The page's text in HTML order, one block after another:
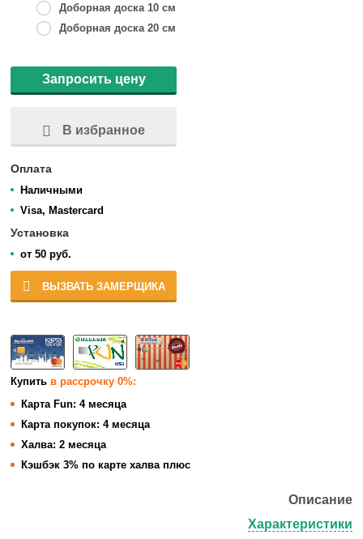
Доборная доска 10 см
Доборная доска 20 см
Запросить цену
В избранное
Оплата
Наличными
Visa, Mastercard
Установка
от 50 руб.
ВЫЗВАТЬ ЗАМЕРЩИКА
Купитьв рассрочку 0%:
Карта Fun: 4 месяца
Карта покупок: 4 месяца
Халва: 2 месяца
Кэшбэк 3% по карте халва плюс
Описание
Характеристики